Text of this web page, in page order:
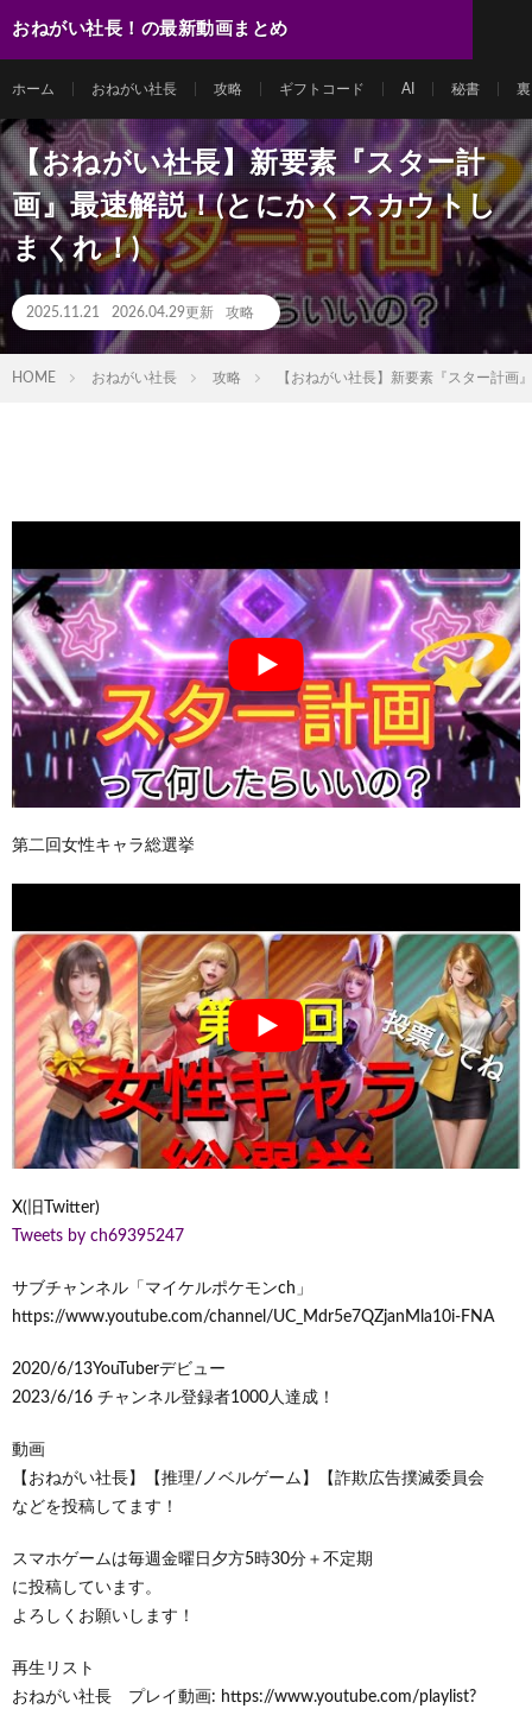
おねがい社長！の最新動画まとめ
ホーム おねがい社長 攻略 ギフトコード AI 秘書
【おねがい社長】新要素『スター計
画』最速解説！(とにかくスカウトし
まくれ！)
2025.11.21 2026.04.29更新 攻略
HOME おねがい社長 攻略 【おねがい社長】新要素『スター計画
第二回女性キャラ総選挙
X(旧Twitter)
Tweets by ch69395247
サブチャンネル「マイケルポケモンch」
https://www.youtube.com/channel/UC_Mdr5e7QZjanMla10i-FNA
2020/6/13YouTuberデビュー
2023/6/16 チャンネル登録者1000人達成！
動画
【おねがい社長】【推理/ノベルゲーム】【詐欺広告撲滅委員会
などを投稿してます！
スマホゲームは毎週金曜日夕方5時30分＋不定期
に投稿しています。
よろしくお願いします！
再生リスト
おねがい社長 プレイ動画: https://www.youtube.com/playlist?